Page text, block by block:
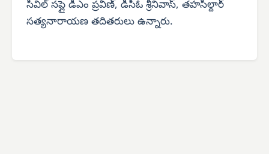
సివిల్ సప్లై డిఎం ప్రవీణ్, డిసీఓ శ్రీనివాస్, తహసిల్దార్
సత్యనారాయణ తదితరులు ఉన్నారు.